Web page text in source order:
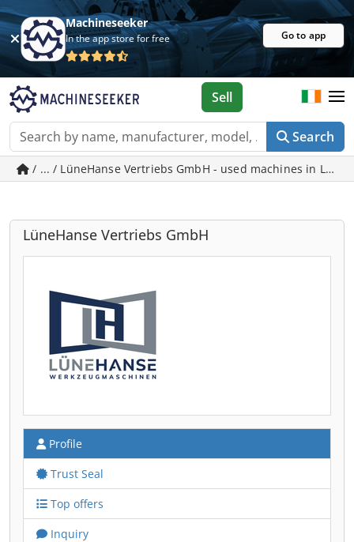
Machineseeker
In the app store for free Go to app
Search
Sell
/ ... / LüneHanse Vertriebs GmbH - used machines in
LüneHanse Vertriebs GmbH
Profile
Trust Seal
Top offers
Inquiry